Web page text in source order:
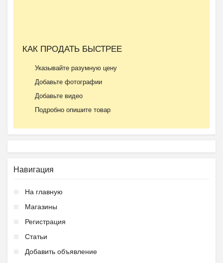
КАК ПРОДАТЬ БЫСТРЕЕ
Указывайте разумную цену
Добавьте фотографии
Добавьте видео
Подробно опишите товар
Навигация
На главную
Магазины
Регистрация
Статьи
Добавить объявление